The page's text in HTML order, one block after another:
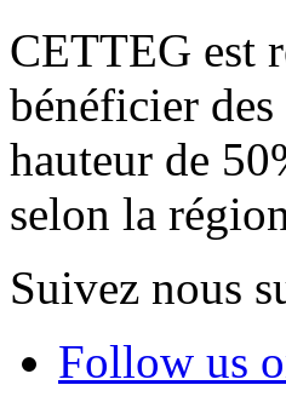
CETTEG est
bénéficier
hauteur de
selon la
Suivez nous
Follow us